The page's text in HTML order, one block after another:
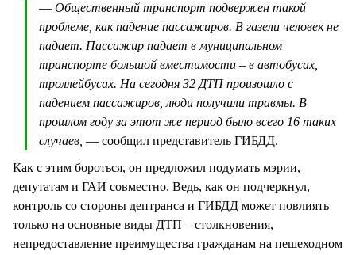
— Общественный транспорт подвержен такой
проблеме, как падение пассажиров. В газели человек не
падает. Пассажир падает в муниципальном
транспорте большой вместимости – в автобусах,
троллейбусах. На сегодня 32 ДТП произошло с
падением пассажиров, люди получили травмы. В
прошлом году за этот же период было всего 16 таких
случаев, — сообщил представитель ГИБДД.
Как с этим бороться, он предложил подумать мэрии,
депутатам и ГАИ совместно. Ведь, как он подчеркнул,
контроль со стороны дептранса и ГИБДД может повлиять
только на основные виды ДТП – столкновения,
непредоставление преимущества гражданам на пешеходном